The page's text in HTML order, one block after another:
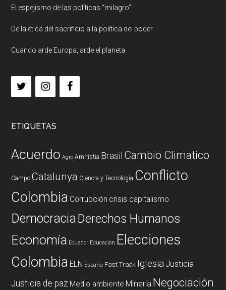
El espejismo de las políticas “milagro”
De la ética del sacrificio a la política del poder
Cuando arde Europa, arde el planeta
ETIQUETAS
Acuerdo Agro Amnistia Brasil Cambio Climatico
Campo Catalunya Ciencia y Tecnología Conflicto
Colombia Corrupción crisis capitalismo
DemocraciaDerechos Humanos
Economía Ecuador Educación Elecciones
Colombia ELN España Fast Track Iglesia Justicia
Justicia de paz Medio ambiente Mineria Negociación